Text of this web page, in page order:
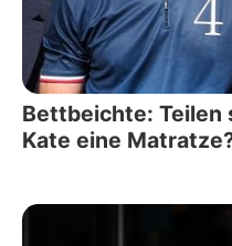
Bettbeichte: Teilen
Kate eine